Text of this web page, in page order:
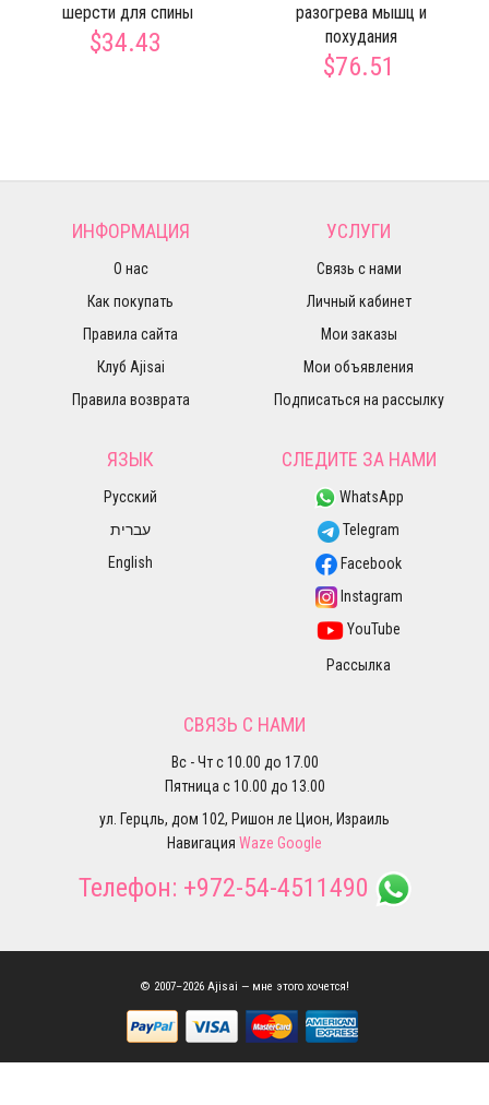
шерсти для спины
$34.43
разогрева мышц и
похудания
$76.51
ИНФОРМАЦИЯ
О нас
Как покупать
Правила сайта
Клуб Ajisai
Правила возврата
УСЛУГИ
Связь с нами
Личный кабинет
Мои заказы
Мои объявления
Подписаться на рассылку
ЯЗЫК
Русский
עברית
English
СЛЕДИТЕ ЗА НАМИ
WhatsApp
Telegram
Facebook
Instagram
YouTube
Рассылка
СВЯЗЬ С НАМИ
Вс - Чт с 10.00 до 17.00
Пятница с 10.00 до 13.00
ул. Герцль, дом 102, Ришон ле Цион, Израиль
Навигация Waze Google
Телефон: +972-54-4511490
© 2007–2026 Ajisai — мне этого хочется!